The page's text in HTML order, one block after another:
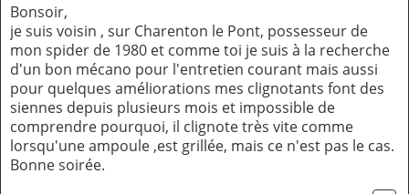
Bonsoir,
je suis voisin , sur Charenton le Pont, possesseur de
mon spider de 1980 et comme toi je suis à la recherche
d'un bon mécano pour l'entretien courant mais aussi
pour quelques améliorations mes clignotants font des
siennes depuis plusieurs mois et impossible de
comprendre pourquoi, il clignote très vite comme
lorsqu'une ampoule ,est grillée, mais ce n'est pas le cas.
Bonne soirée.